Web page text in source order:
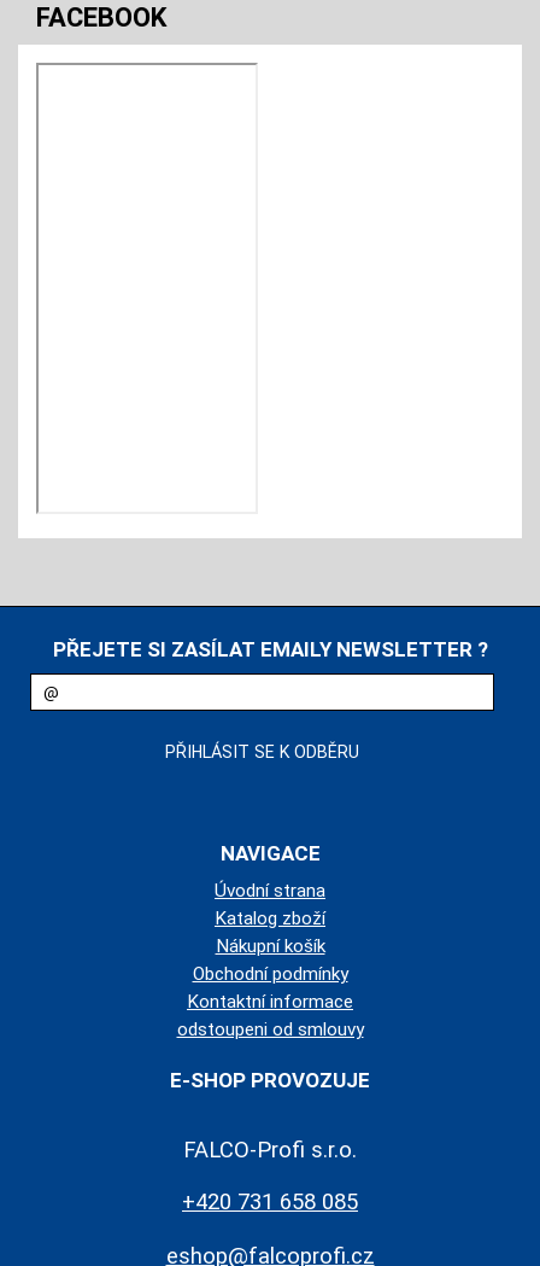
FACEBOOK
PŘEJETE SI ZASÍLAT EMAILY NEWSLETTER ?
NAVIGACE
Úvodní strana
Katalog zboží
Nákupní košík
Obchodní podmínky
Kontaktní informace
odstoupeni od smlouvy
E-SHOP PROVOZUJE
FALCO-Profi s.r.o.
+420 731 658 085
eshop@falcoprofi.cz